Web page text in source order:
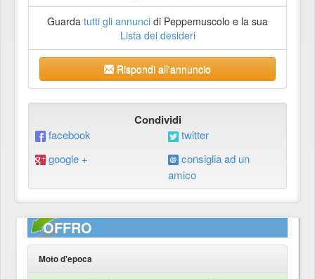
Guarda tutti gli annunci di Peppemuscolo e la sua
Lista dei desideri
Rispondi all'annuncio
Condividi
facebook
twitter
google +
consiglia ad un
amico
OFFRO
Moto d'epoca